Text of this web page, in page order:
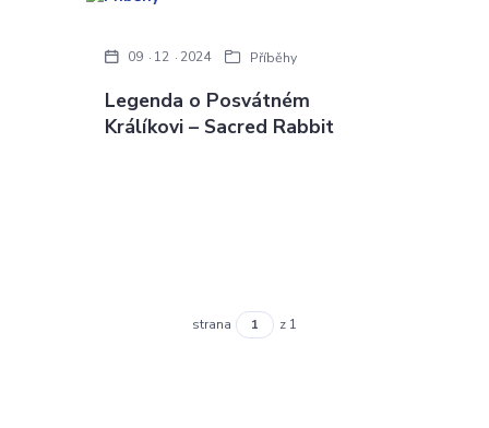
Legenda o Posvátném
Králíkovi – Sacred Rabbit
09 12 2024 Příběhy
strana z 1